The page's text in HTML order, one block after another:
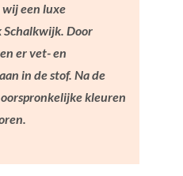
een luxe
Door
er vet- en
in de stof. Na de
kleuren